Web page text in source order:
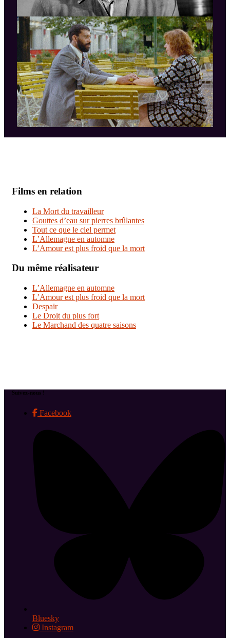
Films en relation
La Mort du travailleur
Gouttes d’eau sur pierres brûlantes
Tout ce que le ciel permet
L’Allemagne en automne
L’Amour est plus froid que la mort
Du même réalisateur
L’Allemagne en automne
L’Amour est plus froid que la mort
Despair
Le Droit du plus fort
Le Marchand des quatre saisons
Suivez-nous !
Facebook
Bluesky
Instagram